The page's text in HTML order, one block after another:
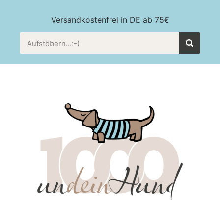
Versandkostenfrei in DE ab 75€